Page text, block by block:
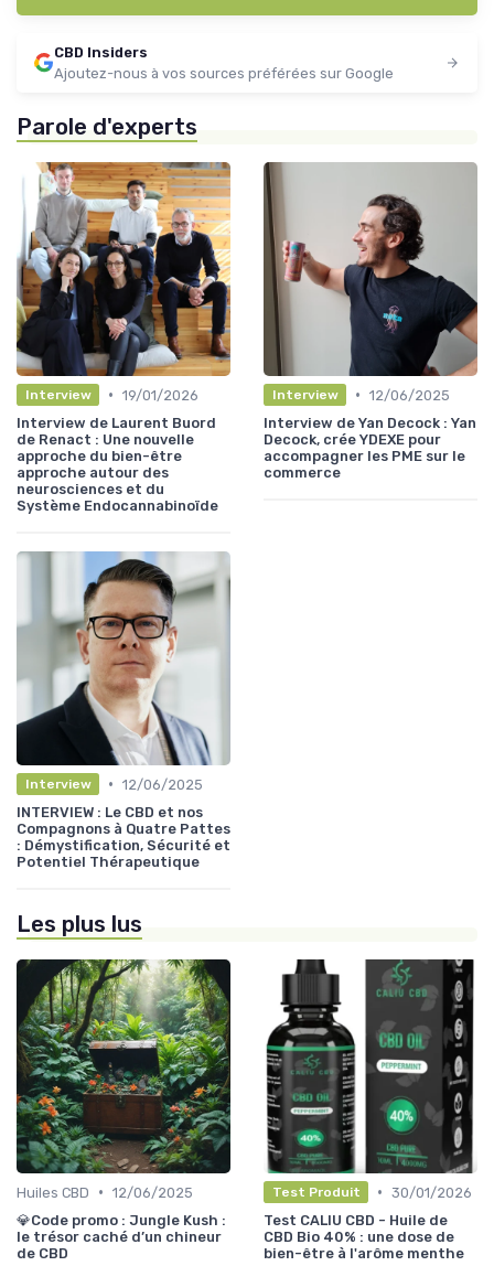
CBD Insiders
Ajoutez-nous à vos sources préférées sur Google
Parole d'experts
Interview • 19/01/2026
Interview de Laurent Buord
de Renact : Une nouvelle
approche du bien-être
approche autour des
neurosciences et du
Système Endocannabinoïde
Interview • 12/06/2025
Interview de Yan Decock : Yan
Decock, crée YDEXE pour
accompagner les PME sur le
commerce
Interview • 12/06/2025
INTERVIEW : Le CBD et nos
Compagnons à Quatre Pattes
: Démystification, Sécurité et
Potentiel Thérapeutique
Les plus lus
Huiles CBD • 12/06/2025
💎Code promo : Jungle Kush :
le trésor caché d’un chineur
de CBD
Test Produit • 30/01/2026
Test CALIU CBD - Huile de
CBD Bio 40% : une dose de
bien-être à l'arôme menthe